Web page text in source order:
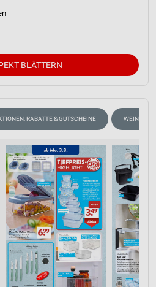
BLÄTTERN
RABATTE & GUTSCHEINE WEIN